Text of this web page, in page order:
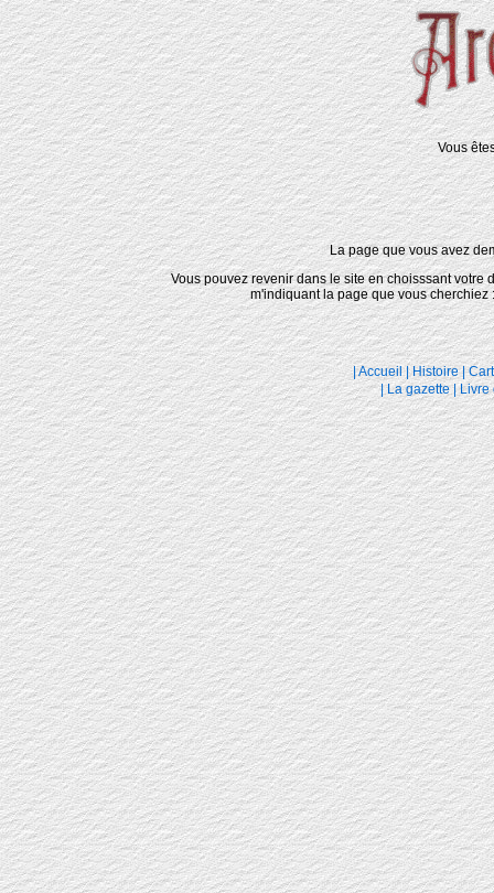
Vous
La page que vous avez
Vous pouvez revenir dans le site en choisssant
m'indiquant la page que vous
|Accueil Histoire |
|La gazette| Livre